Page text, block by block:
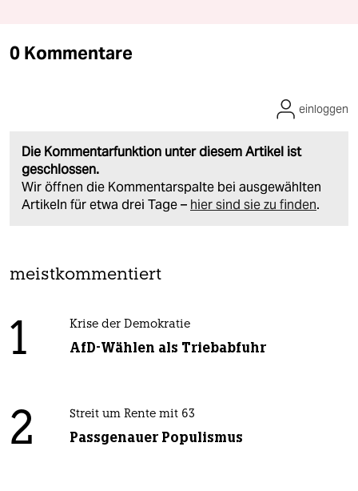
0 Kommentare
Die Kommentarfunktion unter diesem Artikel ist
geschlossen.
Wir öffnen die Kommentarspalte bei ausgewählten
Artikeln für etwa drei Tage – hier sind sie zu finden.
einloggen
meistkommentiert
1 Krise der Demokratie
AfD-Wählen als Triebabfuhr
2 Streit um Rente mit 63
Passgenauer Populismus